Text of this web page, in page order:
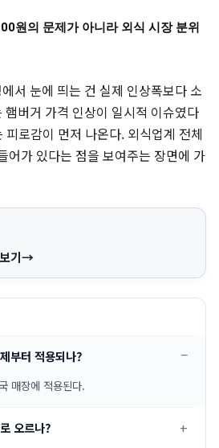
원의 문제가 아니라 외식 시장 분위
서 눈에 띄는 건 실제 인상폭보다 소
버거 가격 인상이 일시적 이슈였다
피로감이 먼저 나온다. 외식업계 전체
어가 있다는 점을 보여주는 장면에 가
기
부터 적용되나?
매장에 적용된다.
오르나?